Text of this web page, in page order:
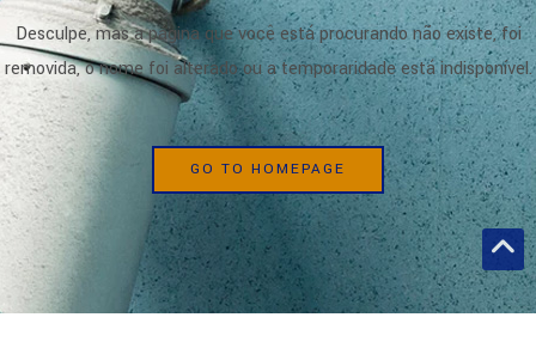
Desculpe, mas a página que você está procurando não existe, foi
removida, o nome foi alterado ou a temporaridade está indisponível.
GO TO HOMEPAGE